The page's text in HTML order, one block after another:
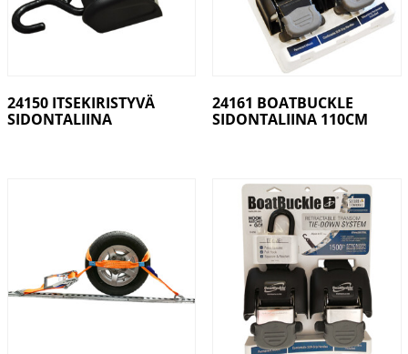
24150 ITSEKIRISTYVÄ
SIDONTALIINA
24161 BOATBUCKLE
SIDONTALIINA 110CM